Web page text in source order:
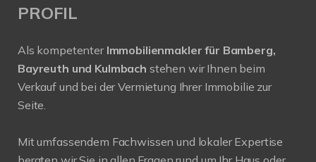
PROFIL
Als kompetenter Immobilienmakler für Bamberg,
Bayreuth und Kulmbach stehen wir Ihnen beim
Verkauf und bei der Vermietung Ihrer Immobilie zur
Seite.
Mit umfassendem Fachwissen und lokaler Expertise